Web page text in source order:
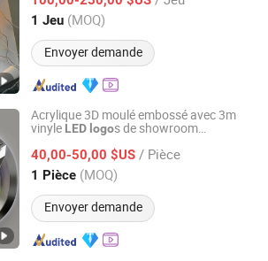
1 Jeu (MOQ)
Envoyer demande
Depuis 2015
Acrylique 3D moulé embossé avec 3m
vinyle LED logos de showroom
40,00-50,00 $US / Pièce
1 Pièce (MOQ)
Envoyer demande
Display Products Co., Ltd.
Depuis 2015